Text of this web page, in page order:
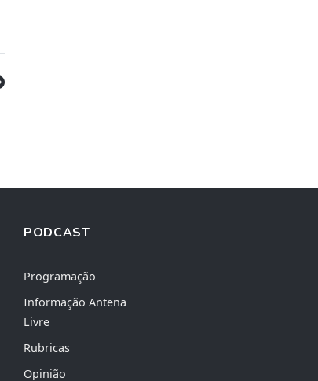
PODCAST
Programação
Informação Antena
Livre
Rubricas
Opinião